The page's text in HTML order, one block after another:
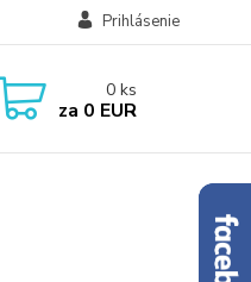
Prihlásenie
0 ks
za 0 EUR